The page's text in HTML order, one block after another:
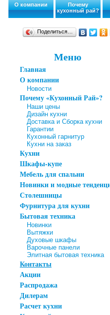
О компании
Почему
кухонный рай?
Поделиться…
Меню
Главная
О компании
Новости
Почему «Кухонный Рай»?
Наши цены
Дизайн кухни
Доставка и Сборка кухни
Гарантии
Кухонный гарнитур
Кухни на заказ
Кухни
Шкафы-купе
Мебель для спальни
Новинки и модные
Столешницы
Фурнитура для кухни
Бытовая техника
Новинки
Вытяжки
Духовые шкафы
Варочные панели
Элитная бытовая техника
Контакты
Акции
Распродажа
Дилерам
Расчет кухни